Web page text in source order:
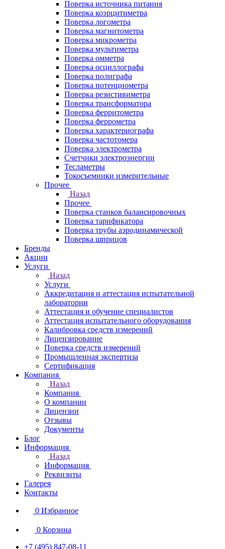
Поверка источника питания
Поверка коэрцитиметра
Поверка логометра
Поверка магнитометра
Поверка микрометра
Поверка мультиметра
Поверка омметра
Поверка осциллографа
Поверка полиграфа
Поверка потенциометра
Поверка резистивиметра
Поверка трансформатора
Поверка ферритометра
Поверка феррометра
Поверка характериографа
Поверка частотомера
Поверка электрометра
Счетчики электроэнергии
Тесламетры
Токосъемники измерительные
Прочее
Назад
Прочее
Поверка станков балансировочных
Поверка тарификатора
Поверка трубы аэродинамической
Поверка шприцов
Бренды
Акции
Услуги
Назад
Услуги
Аккредитация и аттестация испытательной
лаборатории
Аттестация и обучение специалистов
Аттестация испытательного оборудования
Калибровка средств измерений
Лицензирование
Поверка средств измерений
Промышленная экспертиза
Сертификация
Компания
Назад
Компания
О компании
Лицензии
Отзывы
Документы
Блог
Информация
Назад
Информация
Реквизиты
Галерея
Контакты
0 Избранное
0 Корзина
+7 (495) 847-08-11